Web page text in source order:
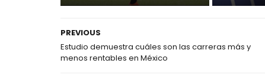
PREVIOUS
Estudio demuestra cuáles son las carreras más y
menos rentables en México